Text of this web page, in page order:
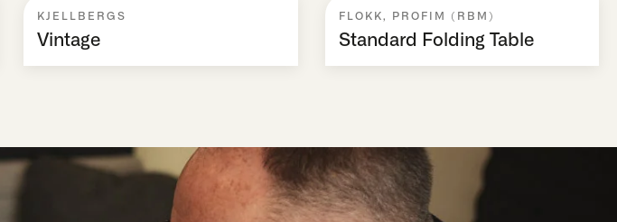
KJELLBERGS
Vintage
FLOKK, PROFIM (RBM)
Standard Folding Table